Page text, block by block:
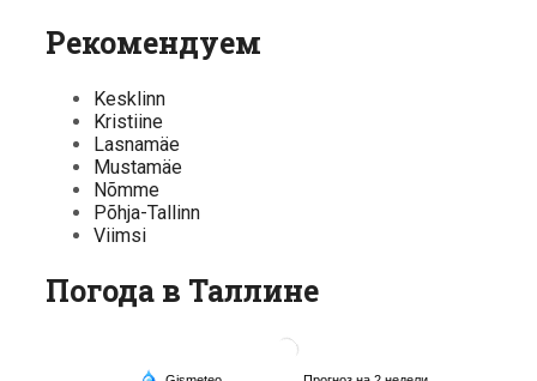
Рекомендуем
Kesklinn
Kristiine
Lasnamäe
Mustamäe
Nõmme
Põhja-Tallinn
Viimsi
Погода в Таллине